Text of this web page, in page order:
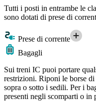
Tutti i posti in entrambe le
sono dotati di prese di
Prese di corrente
Bagagli
Sui treni IC puoi portare
restrizioni. Riponi le borse
sopra o sotto i sedili. Per i
presenti negli scomparti o in